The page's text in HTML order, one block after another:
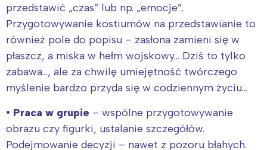
przedstawić „czas” lub np. „emocje”.
Przygotowywanie kostiumów na przedstawianie to
również pole do popisu – zasłona zamieni się w
płaszcz, a miska w hełm wojskowy… Dziś to tylko
zabawa…, ale za chwilę umiejętność twórczego
myślenie bardzo przyda się w codziennym życiu…
• Praca w grupie – wspólne przygotowywanie
obrazu czy figurki, ustalanie szczegółów.
Podejmowanie decyzji – nawet z pozoru błahych.